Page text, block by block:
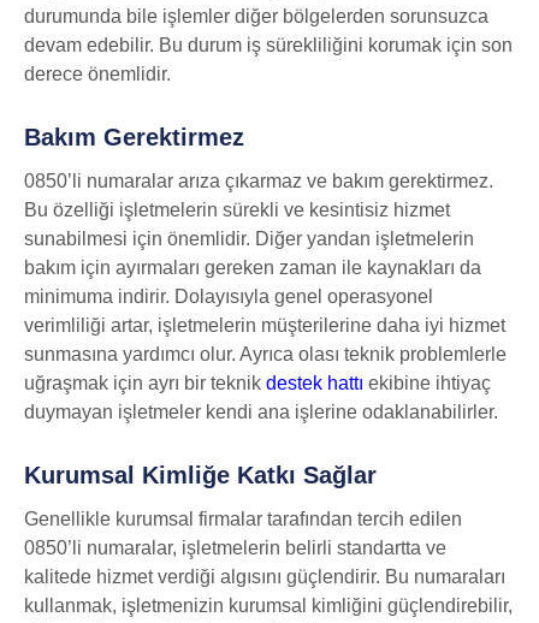
durumunda bile işlemler diğer bölgelerden sorunsuzca
devam edebilir. Bu durum iş sürekliliğini korumak için son
derece önemlidir.
Bakım Gerektirmez
0850’li numaralar arıza çıkarmaz ve bakım gerektirmez.
Bu özelliği işletmelerin sürekli ve kesintisiz hizmet
sunabilmesi için önemlidir. Diğer yandan işletmelerin
bakım için ayırmaları gereken zaman ile kaynakları da
minimuma indirir. Dolayısıyla genel operasyonel
verimliliği artar, işletmelerin müşterilerine daha iyi hizmet
sunmasına yardımcı olur. Ayrıca olası teknik problemlerle
uğraşmak için ayrı bir teknik destek hattı ekibine ihtiyaç
duymayan işletmeler kendi ana işlerine odaklanabilirler.
Kurumsal Kimliğe Katkı Sağlar
Genellikle kurumsal firmalar tarafından tercih edilen
0850’li numaralar, işletmelerin belirli standartta ve
kalitede hizmet verdiği algısını güçlendirir. Bu numaraları
kullanmak, işletmenizin kurumsal kimliğini güçlendirebilir,